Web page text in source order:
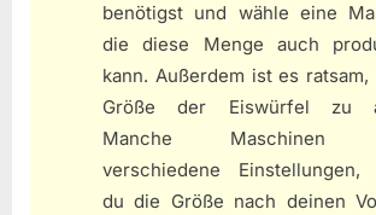
benötigst und wähle eine
die diese Menge auch
kann. Außerdem ist es
Größe der Eiswürfel zu
Manche Maschinen
verschiedene Einstellungen,
du die Größe nach deinen